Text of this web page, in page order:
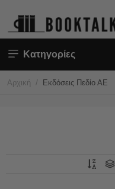
Κατηγορίες
Αρχική / Εκδόσεις Πεδίο ΑΕ